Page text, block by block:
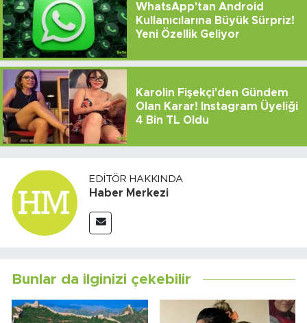
WhatsApp'tan Android
Kullanıcılarına Büyük Sürpriz!
Yeni Özellik Geliyor
Karolin Fişekçi'den Gündem
Olan Karar! Instagram Üyeliği
4 Bin TL Oldu
EDITÖR HAKKINDA
Haber Merkezi
Bunlar da ilginizi çekebilir